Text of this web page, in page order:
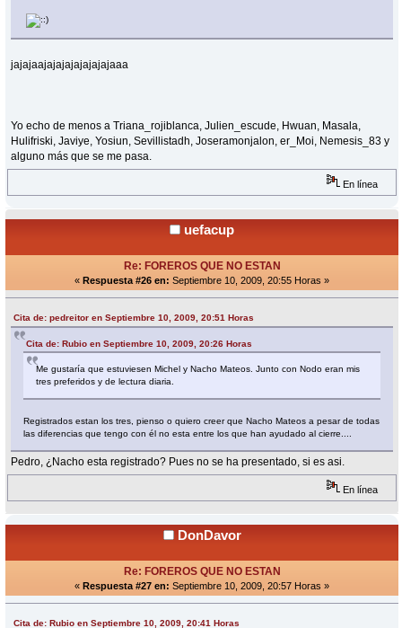
jajajaajajajajajajajajaaa
Yo echo de menos a Triana_rojiblanca, Julien_escude, Hwuan, Masala,
Hulifriski, Javiye, Yosiun, Sevillistadh, Joseramonjalon, er_Moi, Nemesis_83 y
alguno más que se me pasa.
En línea
uefacup
Re: FOREROS QUE NO ESTAN
« Respuesta #26 en: Septiembre 10, 2009, 20:55 Horas »
Cita de: pedreitor en Septiembre 10, 2009, 20:51 Horas
Cita de: Rubio en Septiembre 10, 2009, 20:26 Horas
Me gustaría que estuviesen Michel y Nacho Mateos. Junto con Nodo eran mis
tres preferidos y de lectura diaria.
Registrados estan los tres, pienso o quiero creer que Nacho Mateos a pesar de todas
las diferencias que tengo con él no esta entre los que han ayudado al cierre....
Pedro, ¿Nacho esta registrado? Pues no se ha presentado, si es asi.
En línea
DonDavor
Re: FOREROS QUE NO ESTAN
« Respuesta #27 en: Septiembre 10, 2009, 20:57 Horas »
Cita de: Rubio en Septiembre 10, 2009, 20:41 Horas